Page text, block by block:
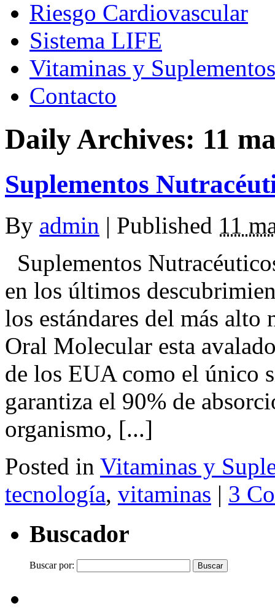
Riesgo Cardiovascular
Sistema LIFE
Vitaminas y Suplementos
Contacto
Daily Archives: 11
Suplementos
By admin | Published 11
Suplementos
en los últimos
los estándares del más
Oral Molecular esta
de los EUA como el único
garantiza el 90% de
organismo, [...]
Posted in Vitaminas y
tecnología, vitaminas | 3
Buscador
Buscar por: